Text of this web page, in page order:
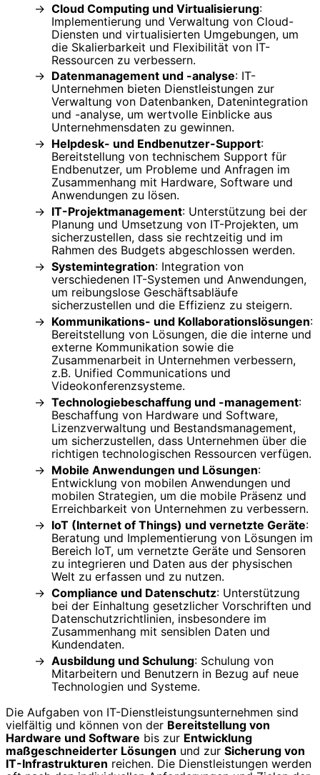
Cloud Computing und Virtualisierung:
Implementierung und Verwaltung von Cloud-
Diensten und virtualisierten Umgebungen, um
die Skalierbarkeit und Flexibilität von IT-
Ressourcen zu verbessern.
Datenmanagement und -analyse: IT-
Unternehmen bieten Dienstleistungen zur
Verwaltung von Datenbanken, Datenintegration
und -analyse, um wertvolle Einblicke aus
Unternehmensdaten zu gewinnen.
Helpdesk- und Endbenutzer-Support:
Bereitstellung von technischem Support für
Endbenutzer, um Probleme und Anfragen im
Zusammenhang mit Hardware, Software und
Anwendungen zu lösen.
IT-Projektmanagement: Unterstützung bei der
Planung und Umsetzung von IT-Projekten, um
sicherzustellen, dass sie rechtzeitig und im
Rahmen des Budgets abgeschlossen werden.
Systemintegration: Integration von
verschiedenen IT-Systemen und Anwendungen,
um reibungslose Geschäftsabläufe
sicherzustellen und die Effizienz zu steigern.
Kommunikations- und Kollaborationslösungen:
Bereitstellung von Lösungen, die die interne und
externe Kommunikation sowie die
Zusammenarbeit in Unternehmen verbessern,
z.B. Unified Communications und
Videokonferenzsysteme.
Technologiebeschaffung und -management:
Beschaffung von Hardware und Software,
Lizenzverwaltung und Bestandsmanagement,
um sicherzustellen, dass Unternehmen über die
richtigen technologischen Ressourcen verfügen.
Mobile Anwendungen und Lösungen:
Entwicklung von mobilen Anwendungen und
mobilen Strategien, um die mobile Präsenz und
Erreichbarkeit von Unternehmen zu verbessern.
IoT (Internet of Things) und vernetzte Geräte:
Beratung und Implementierung von Lösungen im
Bereich IoT, um vernetzte Geräte und Sensoren
zu integrieren und Daten aus der physischen
Welt zu erfassen und zu nutzen.
Compliance und Datenschutz: Unterstützung
bei der Einhaltung gesetzlicher Vorschriften und
Datenschutzrichtlinien, insbesondere im
Zusammenhang mit sensiblen Daten und
Kundendaten.
Ausbildung und Schulung: Schulung von
Mitarbeitern und Benutzern in Bezug auf neue
Technologien und Systeme.
Die Aufgaben von IT-Dienstleistungsunternehmen sind
vielfältig und können von der Bereitstellung von
Hardware und Software bis zur Entwicklung
maßgeschneiderter Lösungen und zur Sicherung von
IT-Infrastrukturen reichen. Die Dienstleistungen werden